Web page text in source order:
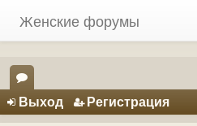
Женские форумы
Регистрация
ор
Выход Регистрация